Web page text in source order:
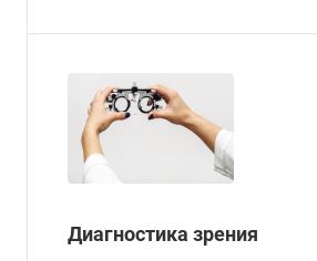
Диагностика зрения